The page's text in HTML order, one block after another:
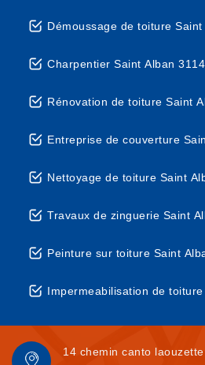
Démoussage de toiture
Charpentier Saint Alban
Rénovation de toiture Saint
Entreprise de couverture
Nettoyage de toiture Saint
Travaux de zinguerie Saint
Peinture sur toiture Saint
Impermeabilisation de
14 chemin canto laouzette